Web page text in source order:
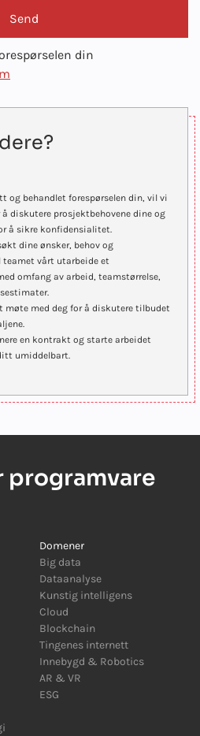
din
og behandlet forespørselen din, vil vi
diskutere prosjektbehovene dine og
å sikre konfidensialitet.
dine ønsker, behov og
teamet vårt utarbeide et
omfang av arbeid, teamstørrelse,
møte med deg for å diskutere tilbudet
en kontrakt og starte arbeidet
umiddelbart.
programvare
Domener
Big data
Dataanalyse
Kunstig intelligens
Cloud
Blockchain
Tingenes internett
Innebygd & Robotics
AR & VR
ESG